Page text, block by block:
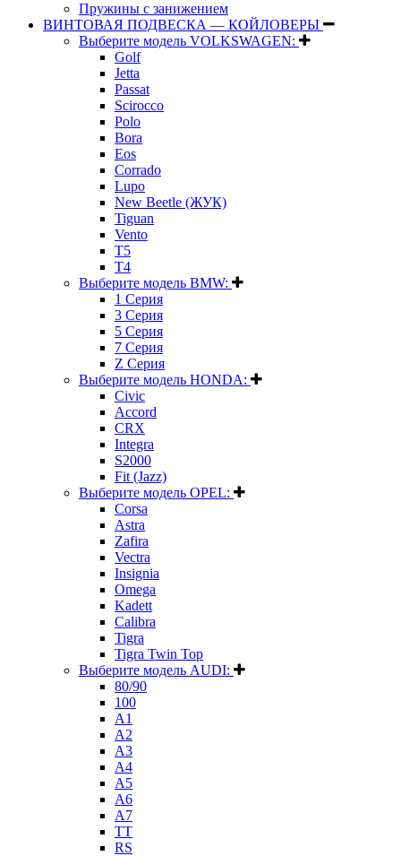
Пружины с занижением
ВИНТОВАЯ ПОДВЕСКА — КОЙЛОВЕРЫ
Выберите модель VOLKSWAGEN:
Golf
Jetta
Passat
Scirocco
Polo
Bora
Eos
Corrado
Lupo
New Beetle (ЖУК)
Tiguan
Vento
T5
T4
Выберите модель BMW:
1 Серия
3 Серия
5 Серия
7 Серия
Z Серия
Выберите модель HONDA:
Civic
Accord
CRX
Integra
S2000
Fit (Jazz)
Выберите модель OPEL:
Corsa
Astra
Zafira
Vectra
Insignia
Omega
Kadett
Calibra
Tigra
Tigra Twin Top
Выберите модель AUDI:
80/90
100
A1
A2
A3
A4
A5
A6
A7
TT
RS